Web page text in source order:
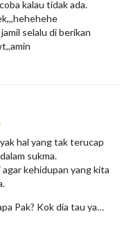
kalau tidak ada.
selalu di berikan
hal yang tak terucap
sukma.
kehidupan yang kita
Pak? Kok dia tau ya…